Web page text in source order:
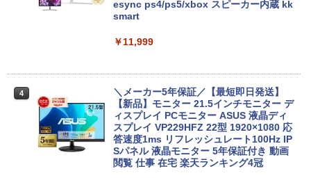
ワーク対応/7インチ液晶/インテルCelero
n メモリ:12GB/爆速SSD256GB 使用安
新品/ノートパソコン Office付き 新品
中古ノートパソコン Webカメラ内蔵 HP
ProBook 450 G7 15.6型大画面フルHD
テンキー 10世代Core i5-10310U メモリ
8GB SSD256GB Type-C HDMI Window
s11 Office 送料無料
1 第10世代 Core i5 メモリ16GB 1TB SS
D256GB 23.8インチ Office付き DVD We
wd2662 中古
★2026新登場！office2024＼2年保証／
ミニPC minipc デスクトップパソコン 小
型 PC パソコン 最新 Windows11 Office
付き 第13世代 インテル Core i3-4130~i7
-13650HX i5 メモリ DDR4 8GB 16GB
esync ps4/ps5/xbox スピーカー内蔵 kk
smart
￥11,999
4
＼メーカー5年保証／【最短即日発送】
【新品】モニター 21.5インチモニター デ
ィスプレイ PCモニター ASUS 液晶ディ
スプレイ VP229HFZ 22型 1920×1080 応
答速度1ms リフレッシュレート100Hz IP
Sパネル 液晶モニター 5年保証付き 動画
閲覧 仕事 在宅 楽天ランキング4冠